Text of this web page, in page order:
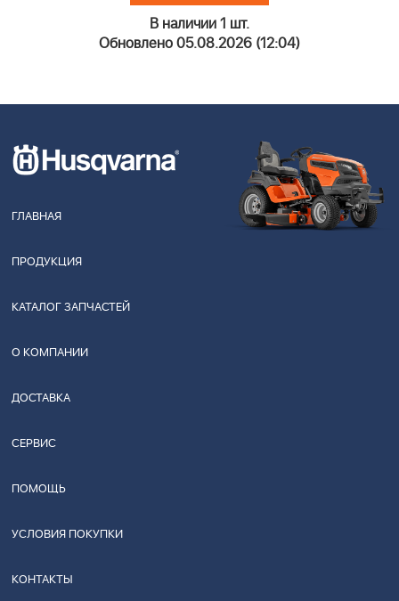
В наличии 1 шт.
Обновлено 05.08.2026 (12:04)
ГЛАВНАЯ
ПРОДУКЦИЯ
КАТАЛОГ ЗАПЧАСТЕЙ
О КОМПАНИИ
ДОСТАВКА
СЕРВИС
ПОМОЩЬ
УСЛОВИЯ ПОКУПКИ
КОНТАКТЫ